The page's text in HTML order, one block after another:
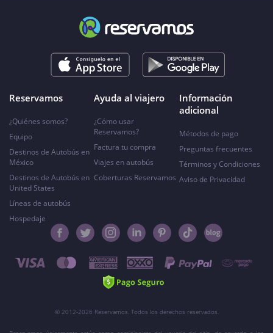
Reservamos
¿Quiénes somos?
Equipo
Destinos de Autobús en
México
Destinos de Autobús en
United States
Líneas de autobús
Hospedaje
Ayuda al viajero
¿Cómo usar
Reservamos?
Factura tu compra
Viajes en autobús
Coberturas Reservamos
Información
adicional
Métodos de pago
Preguntas frecuentes
Términos y Condiciones
Aviso de Privacidad
© 2012-2026 Reservamos. Todos los derechos reservados.